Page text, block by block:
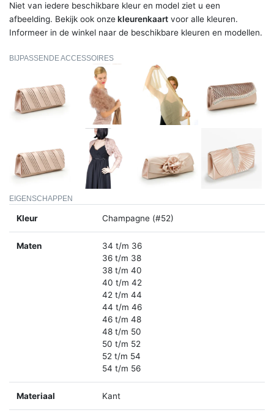
Niet van iedere beschikbare kleur en model ziet u een
afbeelding. Bekijk ook onzekleurenkaart voor alle kleuren.
Informeer in de winkel naar de beschikbare kleuren en modellen.
BIJPASSENDE ACCESSOIRES
EIGENSCHAPPEN
Kleur Champagne (#52)
Maten
34 t/m 36
36 t/m 38
38 t/m 40
40 t/m 42
42 t/m 44
44 t/m 46
46 t/m 48
48 t/m 50
50 t/m 52
52 t/m 54
54 t/m 56
Materiaal Kant